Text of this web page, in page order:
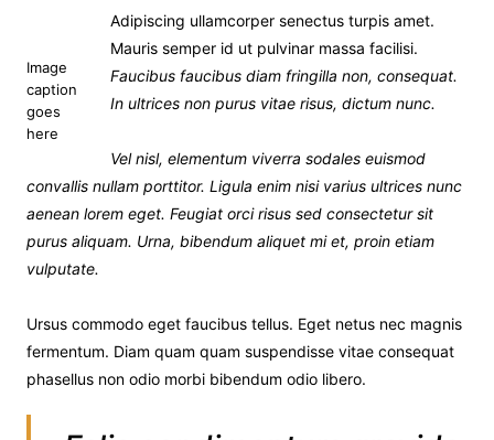
Image
caption
goes
here
Adipiscing ullamcorper senectus turpis amet.
Mauris semper id ut pulvinar massa facilisi.
Faucibus faucibus diam fringilla non, consequat.
In ultrices non purus vitae risus, dictum nunc.
Vel nisl, elementum viverra sodales euismod
convallis nullam porttitor. Ligula enim nisi varius ultrices nunc
aenean lorem eget. Feugiat orci risus sed consectetur sit
purus aliquam. Urna, bibendum aliquet mi et, proin etiam
vulputate.
Ursus commodo eget faucibus tellus. Eget netus nec magnis
fermentum. Diam quam quam suspendisse vitae consequat
phasellus non odio morbi bibendum odio libero.